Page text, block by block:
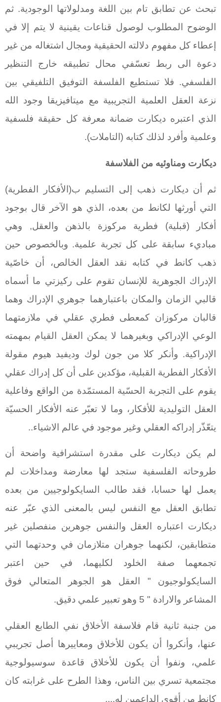
تبحث عن تطابق تام بين اللغة ومدلولاتها الوجودية. ثم
الوضوح المطلوب لوصول قناعات يقينية لا يتم إلا في
إعطاء كل مفهوم دلالته الحقيقية ومجال اشتغاله من غير
دعوة الى ربط تعسّفي محال تطبيقه خارج التنظير
الفلسفي. فلا تستطيع الفلسفة التوفيق التلفيقي بين
نزعة العقل العلمية التجريبية مع ميتافيزيقا وجود الله
الذي اعتبره ديكارت ضمانة معرفة كل حقيقة فلسفية
وعلمية وأفرد لذلك كتابه (التاملات).
ديكارت ومناوئيه من الفلاسفة
ثم أن ديكارت ذهب إلى التسليم ب(الأفكار الفطرية)
التي أورثها لكانط من بعده، الذي هو الآخر قال بوجود
أفكار (قبلية) فطرية مركوزة بالذهن والعقل, وهي
مباديء سابقة على كل تجربة علمية. وبالخصوص حين
ذهب كانط في كتابه نقد العقل الخالص، أن خاصّية
الإدراك الجوهرية للإنسان تقوم على ركيزتي ما أسماه
قالبي الزمان والمكان باعتبارهما جوهري الإدراك وهما
قالبان مركوزان كمعطى فطري عقلي في ملازمتهما
الوعي الإدراكي وبغيرهما لا يمكن العقل القيام بمهمته
الإدراكية. وأنكر كلا من جون لوك وديفيد هيوم مقولة
الأفكار الفطرية القبلية، مؤكدين على أن كل إدراك عقلي
يقوم على التجربة الحسّية المستمّدة من الواقع وفاعلية
العقل التوليدية للأفكار، وما لا تعبّر عنه الأفكار الحسيّة
يتعّذّر إدراكه العقلي وغير موجود في عالم الاشياء..
لم يكن ديكارت على مقدرة استشرافية واضحة أن
طروحاته الفلسفية ستجد لها معارضة ومداخلات لم
يعمل لها حسابا، فقد طالب السايكولوجيين من بعده
تطابق العقل مع النفس ليس بالمعنى الذي عبّر عنه
ديكارت اعتباره العقل والنفس جوهرين منفصلين غير
متطابقين، لكنهما جوهران متلازمان في وحدتهما التي
تجمعهما صفة الخلود لكليهما، في حين اعتبر
السايكولوجيون " العقل هو الجوهر المتعالي فوق
المشاعر والارادة " 5 وهو تعبير علمي دقيق.
من جنبة ثانية قام فلاسفة الأخلاق نفي الطابع العقلي
عنها، وأنكروا أن يكون للأخلاق ومعاييرها أصل تجريبي
علمي، ونفوا أن يكون للأخلاق قاعدة سوسيولوجية
مجتمعية تسري بين الناس، وهذا الطرح على غرابته كان
كانط من أقوى الداعمين له....